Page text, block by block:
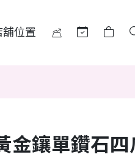
舖位置
金鑲單鑽石四